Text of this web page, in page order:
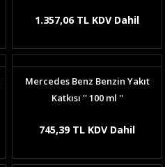
1.357,06 TL KDV Dahil
Mercedes Benz Benzin Yakıt
Katkısı '' 100 ml ''
745,39 TL KDV Dahil